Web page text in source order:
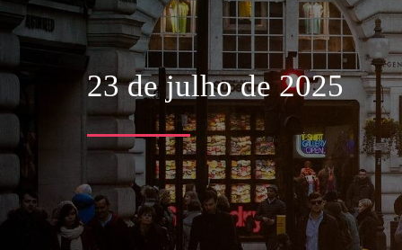
23 de julho de 2025